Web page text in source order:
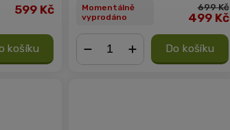
599 Kč
košíku
Momentálně
vyprodáno
699 Kč
499 Kč
Do košíku